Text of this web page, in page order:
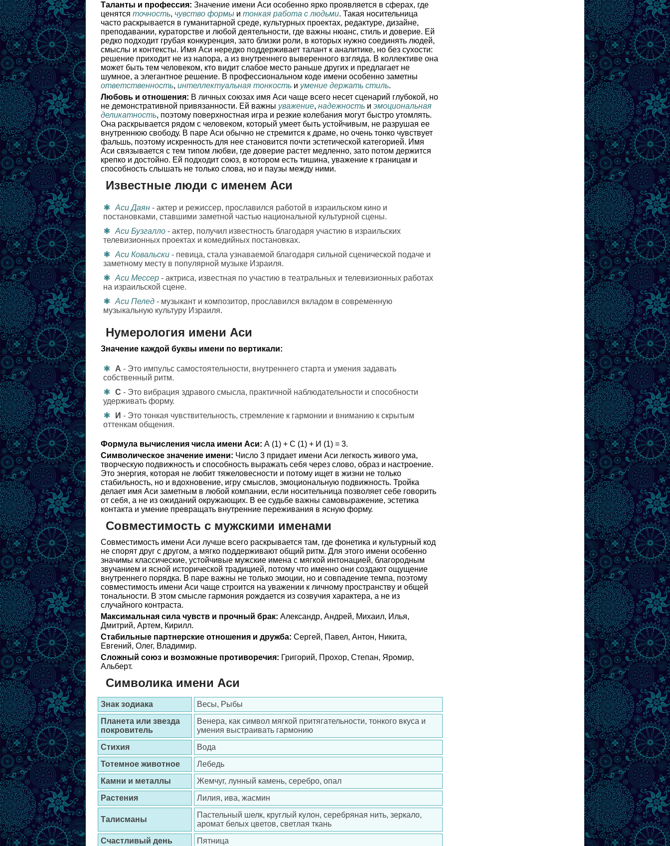
Таланты и профессия: Значение имени Аси особенно ярко проявляется в сферах, где
ценятся точность, чувство формы и тонкая работа с людьми. Такая носительница
часто раскрывается в гуманитарной среде, культурных проектах, редактуре, дизайне,
преподавании, кураторстве и любой деятельности, где важны нюанс, стиль и доверие. Ей
редко подходит грубая конкуренция, зато близки роли, в которых нужно соединять людей,
смыслы и контексты. Имя Аси нередко поддерживает талант к аналитике, но без сухости:
решение приходит не из напора, а из внутреннего выверенного взгляда. В коллективе она
может быть тем человеком, кто видит слабое место раньше других и предлагает не
шумное, а элегантное решение. В профессиональном коде имени особенно заметны
ответственность, интеллектуальная тонкость и умение держать стиль.
Любовь и отношения: В личных союзах имя Аси чаще всего несет сценарий глубокой, но
не демонстративной привязанности. Ей важны уважение, надежность и эмоциональная
деликатность, поэтому поверхностная игра и резкие колебания могут быстро утомлять.
Она раскрывается рядом с человеком, который умеет быть устойчивым, не разрушая ее
внутреннюю свободу. В паре Аси обычно не стремится к драме, но очень тонко чувствует
фальшь, поэтому искренность для нее становится почти эстетической категорией. Имя
Аси связывается с тем типом любви, где доверие растет медленно, зато потом держится
крепко и достойно. Ей подходит союз, в котором есть тишина, уважение к границам и
способность слышать не только слова, но и паузы между ними.
Известные люди с именем Аси
Аси Даян - актер и режиссер, прославился работой в израильском кино и
постановками, ставшими заметной частью национальной культурной сцены.
Аси Бузгалло - актер, получил известность благодаря участию в израильских
телевизионных проектах и комедийных постановках.
Аси Ковальски - певица, стала узнаваемой благодаря сильной сценической подаче и
заметному месту в популярной музыке Израиля.
Аси Мессер - актриса, известная по участию в театральных и телевизионных работах
на израильской сцене.
Аси Пелед - музыкант и композитор, прославился вкладом в современную
музыкальную культуру Израиля.
Нумерология имени Аси
Значение каждой буквы имени по вертикали:
А - Это импульс самостоятельности, внутреннего старта и умения задавать
собственный ритм.
С - Это вибрация здравого смысла, практичной наблюдательности и способности
удерживать форму.
И - Это тонкая чувствительность, стремление к гармонии и вниманию к скрытым
оттенкам общения.
Формула вычисления числа имени Аси: А (1) + С (1) + И (1) = 3.
Символическое значение имени: Число 3 придает имени Аси легкость живого ума,
творческую подвижность и способность выражать себя через слово, образ и настроение.
Это энергия, которая не любит тяжеловесности и потому ищет в жизни не только
стабильность, но и вдохновение, игру смыслов, эмоциональную подвижность. Тройка
делает имя Аси заметным в любой компании, если носительница позволяет себе говорить
от себя, а не из ожиданий окружающих. В ее судьбе важны самовыражение, эстетика
контакта и умение превращать внутренние переживания в ясную форму.
Совместимость с мужскими именами
Совместимость имени Аси лучше всего раскрывается там, где фонетика и культурный код
не спорят друг с другом, а мягко поддерживают общий ритм. Для этого имени особенно
значимы классические, устойчивые мужские имена с мягкой интонацией, благородным
звучанием и ясной исторической традицией, потому что именно они создают ощущение
внутреннего порядка. В паре важны не только эмоции, но и совпадение темпа, поэтому
совместимость имени Аси чаще строится на уважении к личному пространству и общей
тональности. В этом смысле гармония рождается из созвучия характера, а не из
случайного контраста.
Максимальная сила чувств и прочный брак: Александр, Андрей, Михаил, Илья,
Дмитрий, Артем, Кирилл.
Стабильные партнерские отношения и дружба: Сергей, Павел, Антон, Никита,
Евгений, Олег, Владимир.
Сложный союз и возможные противоречия: Григорий, Прохор, Степан, Яромир,
Альберт.
Символика имени Аси
Знак зодиака
Весы, Рыбы
Планета или звезда
покровитель
Венера, как символ мягкой притягательности, тонкого вкуса и
умения выстраивать гармонию
Стихия
Вода
Тотемное животное
Лебедь
Камни и металлы
Жемчуг, лунный камень, серебро, опал
Растения
Лилия, ива, жасмин
Талисманы
Пастельный шелк, круглый кулон, серебряная нить, зеркало,
аромат белых цветов, светлая ткань
Счастливый день
Пятница